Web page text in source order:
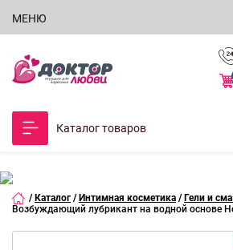
МЕНЮ
Каталог товаров
/ Каталог / Интимная косметика / Гели и
Возбуждающий лубрикант на водной основе